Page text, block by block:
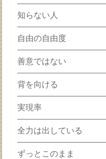
知らない人
自由の自由度
善意ではない
背を向ける
実現率
全力は出している
ずっとこのまま